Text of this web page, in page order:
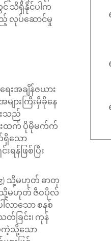
င် သိရှိနိုင်ပါက
ည့် လုပ်ဆောင်မှု
းအချိန်ဇယား
ျားကြီးမှီခိုနေ
းသည်
းထက် ပိုမိုမက်က်
ရှိသော
န်ဖြစ်ပြီး
သို့မဟုတ် ဓာတု
သို့မဟုတ် ဇီဝပိုလ်
ါ်လာသော စနစ်
တ်ခြင်း၊ ကုန်
မှုကဲ့သို့သော